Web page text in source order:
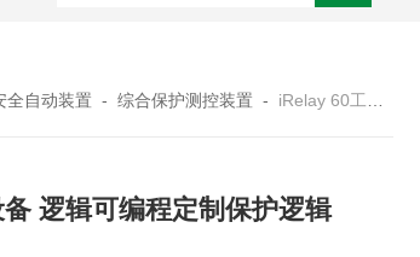
全自动装置 -综合保护测控装置 - iRelay 60工业电力综保设备 逻辑可编程定制保护逻辑
逻辑可编程定制保护逻辑